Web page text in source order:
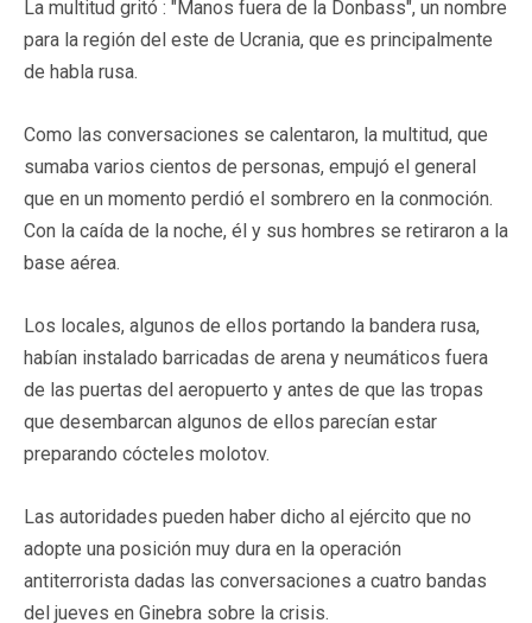
La multitud gritó : "Manos fuera de la Donbass", un nombre
para la región del este de Ucrania, que es principalmente
de habla rusa.
Como las conversaciones se calentaron, la multitud, que
sumaba varios cientos de personas, empujó el general
que en un momento perdió el sombrero en la conmoción.
Con la caída de la noche, él y sus hombres se retiraron a la
base aérea.
Los locales, algunos de ellos portando la bandera rusa,
habían instalado barricadas de arena y neumáticos fuera
de las puertas del aeropuerto y antes de que las tropas
que desembarcan algunos de ellos parecían estar
preparando cócteles molotov.
Las autoridades pueden haber dicho al ejército que no
adopte una posición muy dura en la operación
antiterrorista dadas las conversaciones a cuatro bandas
del jueves en Ginebra sobre la crisis.